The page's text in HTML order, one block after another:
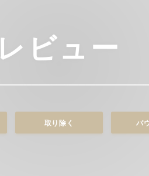
レビュー
取り除く バ